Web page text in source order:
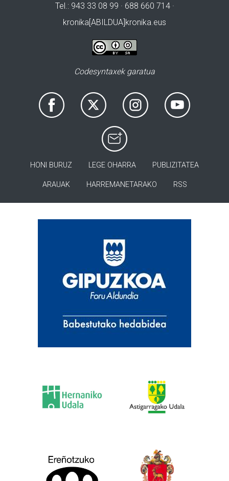
Tel.: 943 33 08 99 · 688 660 714 ·
kronika[ABILDUA]kronika.eus
Codesyntaxek garatua
HONI BURUZ LEGE OHARRA PUBLIZITATEA
ARAUAK HARREMANETARAKO RSS